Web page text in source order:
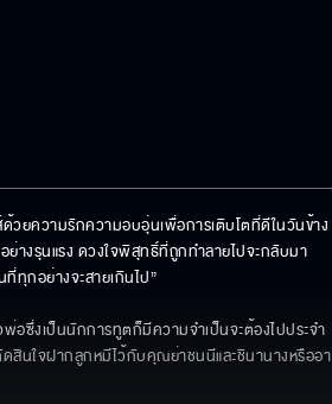
วยความรักความอบอุ่นเพื่อการเติบโตที่ดีในวันข้าง
างรุนแรง ดวงใจพิสุทธิ์ที่ถูกทำลายไปจะกลับมา
ทุกอย่างจะสายเกินไป”
ซึ่งเป็นนักการทูตก็มีความจำเป็นจะต้องไปประจำ
สินใจฝากลูกหมีไว้กับคุณย่าชนนีและชินานางหรืออา